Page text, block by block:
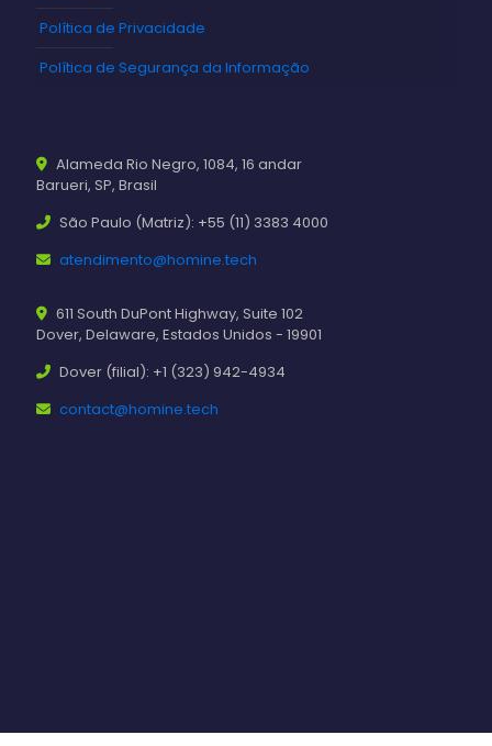
Política de Privacidade
Política de Segurança da Informação
Alameda Rio Negro, 1084, 16 andar
Barueri, SP, Brasil
São Paulo (Matriz): +55 (11) 3383 4000
atendimento@homine.tech
611 South DuPont Highway, Suite 102
Dover, Delaware, Estados Unidos - 19901
Dover (filial): +1 (323) 942-4934
contact@homine.tech